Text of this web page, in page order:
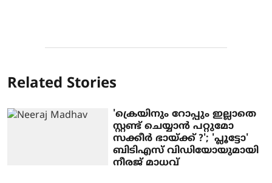
Related Stories
'ക്രെയിനും റോപ്പും ഇല്ലാതെ
സ്റ്റണ്ട് ചെയ്യാൻ പറ്റുമോ
സക്കീർ ഭായ്ക്ക് ?'; 'പ്ലൂട്ടോ'
ബിടിഎസ് വിഡിയോയുമായി
നീരജ് മാധവ്